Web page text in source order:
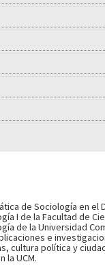
de Sociología en el
I de la Facultad de
de la Universidad
e
cultura política y
la UCM.